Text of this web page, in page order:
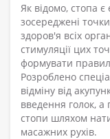
Як відомо, стопа
зосереджені
здоров'я всіх
стимуляції цих
формувати
Розроблено
відміну від
введення голок, а
стопи шляхом
масажних рухів.